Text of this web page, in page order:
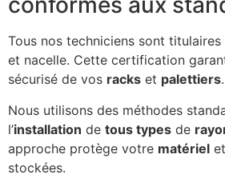
Tous nos techniciens sont titulaires
et nacelle. Cette certification
sécurisé de vos racks et palettiers.
Nous utilisons des méthodes
l’installation de tous types de
approche protège votre matériel
stockées.